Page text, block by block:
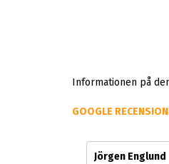
Informationen på
GOOGLE
Jörgen Englund